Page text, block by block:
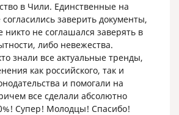
в Чили. Единственные на
заверить документы,
не соглашался заверять в
либо невежества.
знали все актуальные тренды,
как российского, так и
и помогали на
все сделали абсолютно
Супер! Молодцы! Спасибо!